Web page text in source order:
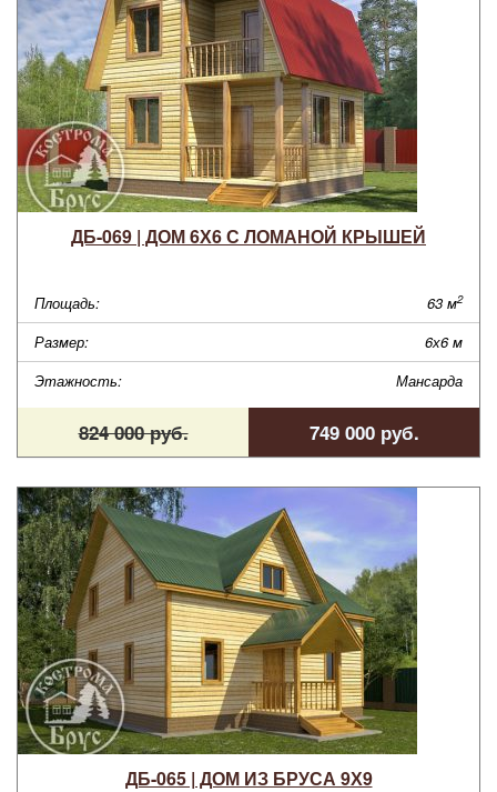
ДБ-069 | ДОМ 6Х6 С ЛОМАНОЙ КРЫШЕЙ
Площадь: 63 м2
Размер:
6х6 м
Этажность:
Мансарда
824 000 руб. 749 000 руб.
ДБ-065 | ДОМ ИЗ БРУСА 9Х9